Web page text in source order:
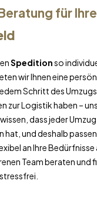
für
Speditionso
wir Ihnen eine
Schritt des
zur Logistik haben –
dass jeder
und deshalb
an Ihre Bedürfnisse
Team beraten und